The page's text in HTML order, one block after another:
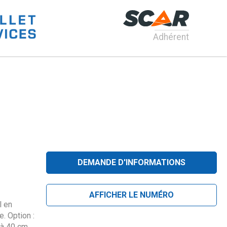
Adhérent
en
Option :
DEMANDE D'INFORMATIONS
AFFICHER LE NUMÉRO